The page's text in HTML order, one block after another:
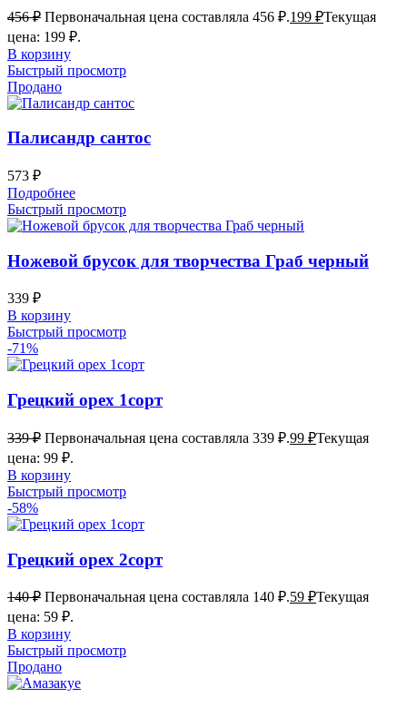
456₽ Первоначальная цена составляла 456 ₽.199 ₽Текущая
цена: 199 ₽.
В корзину
Быстрый просмотр
Продано
Палисандр сантос
573 ₽
Подробнее
Быстрый просмотр
Ножевой брусок для творчества Граб черный
339 ₽
В корзину
Быстрый просмотр
-71%
Грецкий орех 1сорт
339₽ Первоначальная цена составляла 339 ₽.99 ₽Текущая
цена: 99 ₽.
В корзину
Быстрый просмотр
-58%
Грецкий орех 2сорт
140₽ Первоначальная цена составляла 140 ₽.59 ₽Текущая
цена: 59 ₽.
В корзину
Быстрый просмотр
Продано